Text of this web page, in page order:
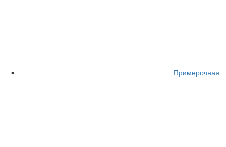
Примерочная